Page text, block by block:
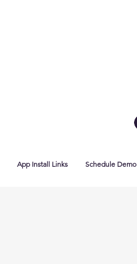
App Install Links Schedule Demo